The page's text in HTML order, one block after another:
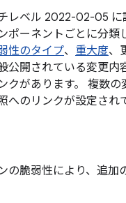
レベル 2022-02-05 に
ポーネントごとに分類
性のタイプ、 重大度、
公開されている変更内
クがあります。 複数
へのリンクが設定され
の脆弱性により、追